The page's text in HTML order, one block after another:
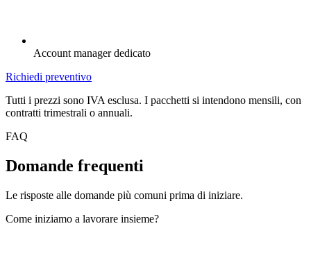
Account manager dedicato
Richiedi preventivo
Tutti i prezzi sono IVA esclusa. I pacchetti si intendono mensili, con
contratti trimestrali o annuali.
FAQ
Domande frequenti
Le risposte alle domande più comuni prima di iniziare.
Come iniziamo a lavorare insieme?